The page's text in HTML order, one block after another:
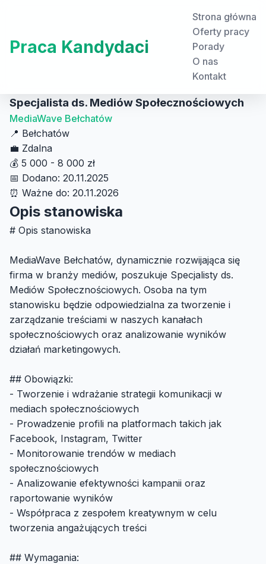
Praca Kandydaci
Strona główna
Oferty pracy
Porady
O nas
Kontakt
Specjalista ds. Mediów Społecznościowych
MediaWave Bełchatów
📍 Bełchatów
💼 Zdalna
💰 5 000 - 8 000 zł
📅 Dodano: 20.11.2025
⏰ Ważne do: 20.11.2026
Opis stanowiska
# Opis stanowiska
MediaWave Bełchatów, dynamicznie rozwijająca się
firma w branży mediów, poszukuje Specjalisty ds.
Mediów Społecznościowych. Osoba na tym
stanowisku będzie odpowiedzialna za tworzenie i
zarządzanie treściami w naszych kanałach
społecznościowych oraz analizowanie wyników
działań marketingowych.
## Obowiązki:
- Tworzenie i wdrażanie strategii komunikacji w
mediach społecznościowych
- Prowadzenie profili na platformach takich jak
Facebook, Instagram, Twitter
- Monitorowanie trendów w mediach
społecznościowych
- Analizowanie efektywności kampanii oraz
raportowanie wyników
- Współpraca z zespołem kreatywnym w celu
tworzenia angażujących treści
## Wymagania: